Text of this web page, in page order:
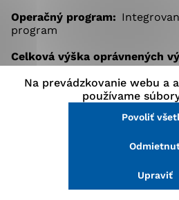
Operačný program:
program
Celková výška oprávnených
EUR
Výška nenávratného
9 090,96 EUR
Zlepšenie
žiakov základných škôl.
Na prevádzkovanie webu a
používame
Povoliť
Upraviť
aby mohol stránky
skúsenosť. Všetky dáta sa
Povoliť
Uložiť
Viac